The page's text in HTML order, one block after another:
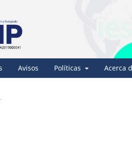
Avisos Políticas Acerca